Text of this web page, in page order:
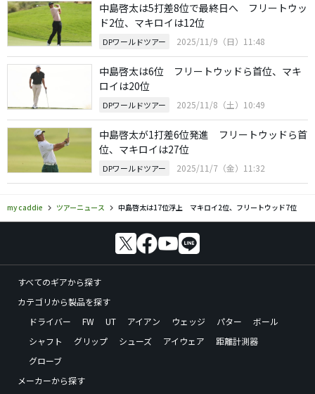
中島啓太は5打差8位で最終日へ フリートウッ
ド2位、マキロイは12位
DPワールドツアー 2025/11/9（日）11:48
中島啓太は6位 フリートウッドら首位、マキ
ロイは20位
DPワールドツアー 2025/11/8（土）10:49
中島啓太が1打差6位発進 フリートウッドら首
位、マキロイは27位
DPワールドツアー 2025/11/7（金）11:32
my caddie ツアーニュース 中島啓太は17位浮上 マキロイ2位、フリートウッド7位
すべてのギアから探す
カテゴリから製品を探す
ドライバー
FW UT アイアン ウェッジ パター
ボール
シャフト
グリップ シューズ アイウェア
距離計測器
グローブ
メーカーから探す